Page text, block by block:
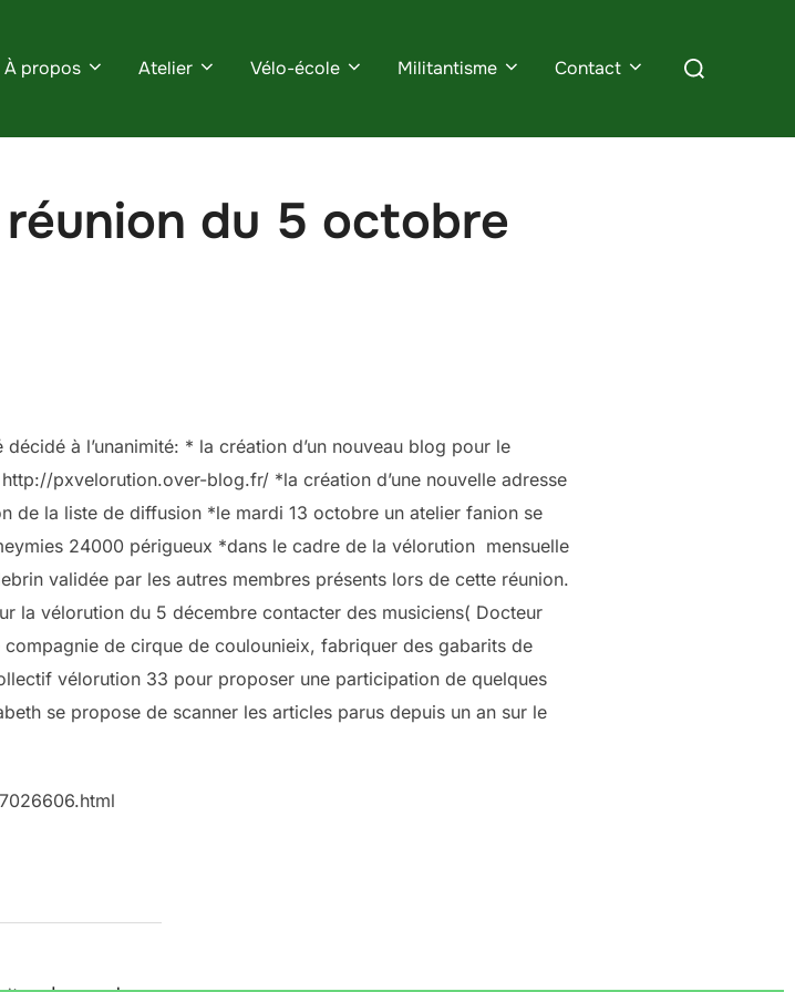
À propos Atelier Vélo-école Militantisme Contact
Rechercher :
du 5 octobre
à l’unanimité: * la création d’un nouveau blog pour le
pxvelorution.over-blog.fr/ *la création d’une nouvelle adresse
la liste de diffusion *le mardi 13 octobre un atelier fanion se
24000 périgueux *dans le cadre de la vélorution mensuelle
validée par les autres membres présents lors de cette réunion.
la vélorution du 5 décembre contacter des musiciens( Docteur
de cirque de coulounieix, fabriquer des gabarits de
vélorution 33 pour proposer une participation de quelques
se propose de scanner les articles parus depuis un an sur le